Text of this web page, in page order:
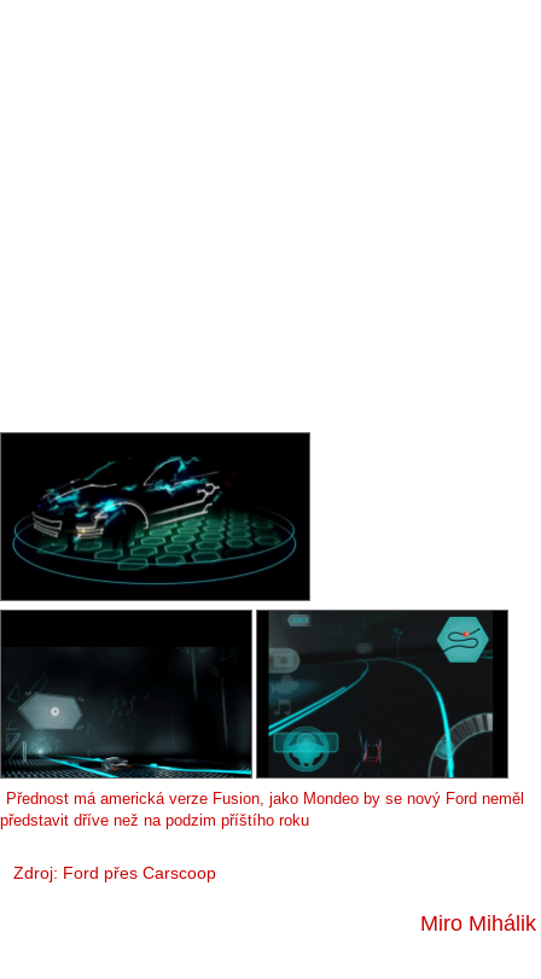
Přednost má americká verze Fusion, jako Mondeo by se nový Ford neměl
představit dříve než na podzim příštího roku
Zdroj: Ford přes Carscoop
Miro Mihálik